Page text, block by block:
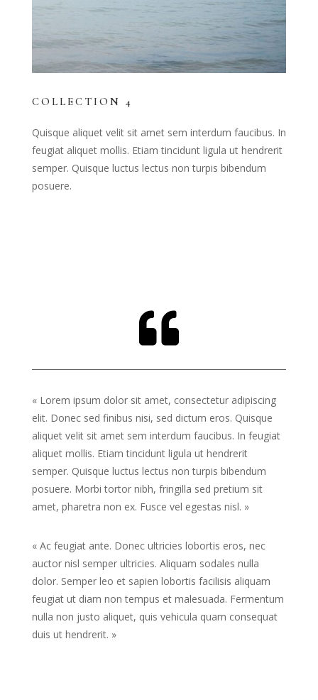
COLLECTION 4
Quisque aliquet velit sit amet sem interdum faucibus. In
feugiat aliquet mollis. Etiam tincidunt ligula ut hendrerit
semper. Quisque luctus lectus non turpis bibendum
posuere.

« Lorem ipsum dolor sit amet, consectetur adipiscing
elit. Donec sed finibus nisi, sed dictum eros. Quisque
aliquet velit sit amet sem interdum faucibus. In feugiat
aliquet mollis. Etiam tincidunt ligula ut hendrerit
semper. Quisque luctus lectus non turpis bibendum
posuere. Morbi tortor nibh, fringilla sed pretium sit
amet, pharetra non ex. Fusce vel egestas nisl. »
« Ac feugiat ante. Donec ultricies lobortis eros, nec
auctor nisl semper ultricies. Aliquam sodales nulla
dolor. Semper leo et sapien lobortis facilisis aliquam
feugiat ut diam non tempus et malesuada. Fermentum
nulla non justo aliquet, quis vehicula quam consequat
duis ut hendrerit. »